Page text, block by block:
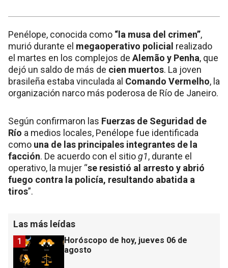
Penélope, conocida como “la musa del crimen”,
murió durante el megaoperativo policial realizado
el martes en los complejos de Alemão y Penha, que
dejó un saldo de más de cien muertos. La joven
brasileña estaba vinculada al Comando Vermelho, la
organización narco más poderosa de Río de Janeiro.
Según confirmaron las Fuerzas de Seguridad de
Río a medios locales, Penélope fue identificada
como una de las principales integrantes de la
facción. De acuerdo con el sitiog1, durante el
operativo, la mujer “se resistió al arresto y abrió
fuego contra la policía, resultando abatida a
tiros”.
Las más leídas
Horóscopo de hoy, jueves 06 de
agosto
1